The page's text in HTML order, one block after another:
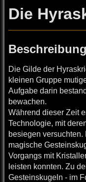
Die
Beschreibung
Die Gilde der
kleinen Gruppe
Aufgabe darin
bewachen.
Während dieser Zeit
Technologie, mit
besiegen
magische
Vorgangs mit
leisten konnten. Zu
Gesteinskugeln - im